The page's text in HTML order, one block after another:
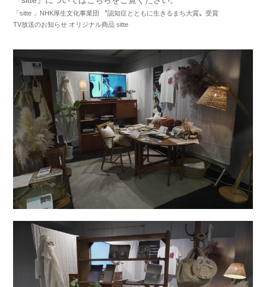
「sitte 」NHK厚生文化事業団 〝認知症とともに生きるまち大賞〟受賞
TV放送のお知らせ オリジナル商品 sitte